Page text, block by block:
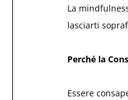
La
lasciarti
Perché la
Essere